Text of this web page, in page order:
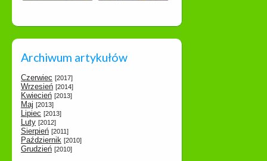
Archiwum artykułów
Czerwiec [2017]
Wrzesień [2014]
Kwiecień [2013]
Maj [2013]
Lipiec [2013]
Luty [2012]
Sierpień [2011]
Październik [2010]
Grudzień [2010]